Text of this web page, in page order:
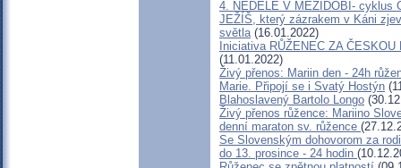
4. NEDĚLE V MEZIDOBÍ- cyklus
JEŽÍŠ, který zázrakem v Káni
světla(16.01.2022)
Iniciativa RŮŽENEC ZA
(11.01.2022)
Živý přenos: Mariin den - 24h
Marie. Připojí se i Svatý Hostýn
Blahoslavený Bartolo Longo
Živý přenos růžence: Mariino
denní maraton sv. růžence
Se Slovenským dohovorom za
do 13. prosince - 24 hodin